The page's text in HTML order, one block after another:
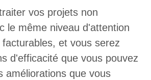
vos projets non
le même niveau d'attention
et vous serez
d'efficacité que vous pouvez
améliorations que vous